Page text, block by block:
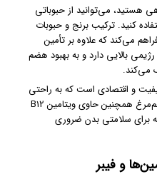
هستید، می‌توانید از حبوباتی
کنید. ترکیب برنج و حبوبات
می‌کند که علاوه بر تأمین
بالایی دارد و به بهبود هضم
می‌کند.
و اقتصادی است که به راحتی
در کنار برنج قابل استفاده است. تخم‌مرغ همچنین حاوی ویتامین B12
برای سلامتی بدن ضروری